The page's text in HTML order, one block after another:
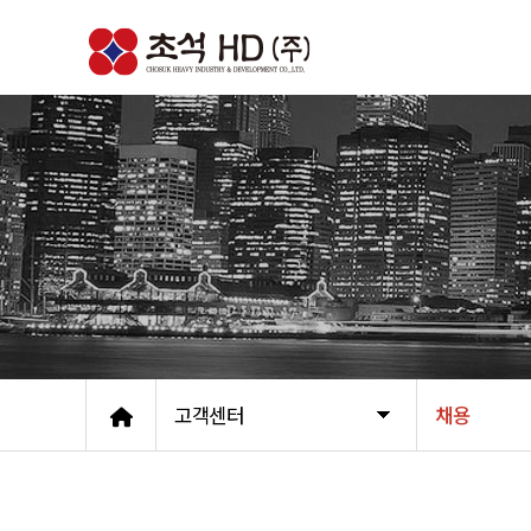
고객센터 채용